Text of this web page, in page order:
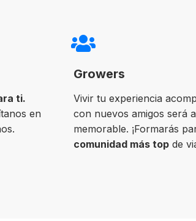
ti.
en
Growers
Vivir tu experiencia
con nuevos amigos será
memorable. ¡Formarás
comunidad más top de